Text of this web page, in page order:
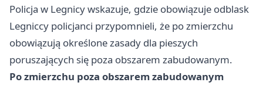
Policja w Legnicy wskazuje, gdzie obowiązuje odblask
Legniccy policjanci przypomnieli, że po zmierzchu
obowiązują określone zasady dla pieszych
poruszających się poza obszarem zabudowanym.
Po zmierzchu poza obszarem zabudowanym